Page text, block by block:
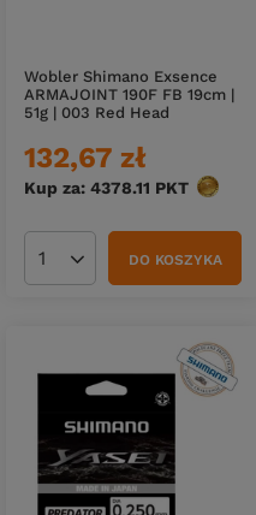
Wobler Shimano Exsence
ARMAJOINT 190F FB 19cm |
51g | 003 Red Head
132,67 zł
Kup za: 4378.11 PKT punktów
Ilość produktówDO KOSZYKA